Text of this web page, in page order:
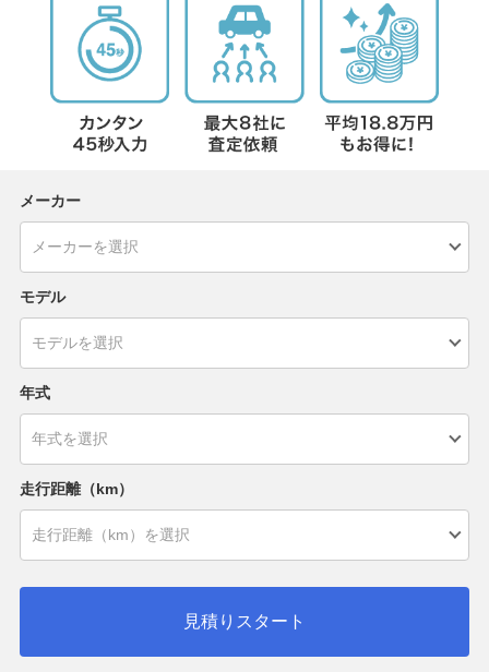
メーカー
モデル
年式
走行距離（km）
見積りスタート